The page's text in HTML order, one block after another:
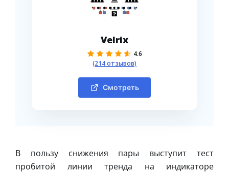
Velrix
4.6
(214 отзывов)
Смотреть
В пользу снижения пары выступит тест
пробитой линии тренда на индикаторе